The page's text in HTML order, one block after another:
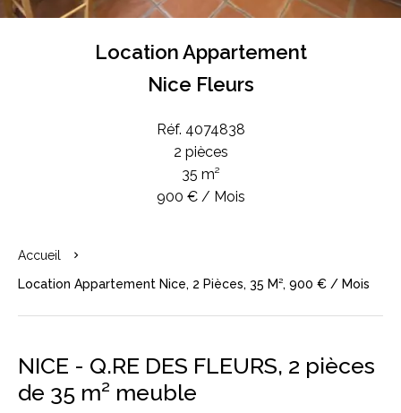
Location Appartement
Nice Fleurs
Réf. 4074838
2 pièces
35 m²
900 € / Mois
Accueil
Location Appartement Nice, 2 Pièces, 35 M², 900 € / Mois
NICE - Q.RE DES FLEURS, 2 pièces
de 35 m² meuble